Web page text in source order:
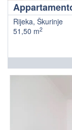
Rijeka, Škurinje
51,50 m2